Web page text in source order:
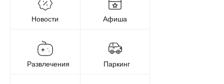
Новости
Паркинг
Афиша
Развлечения